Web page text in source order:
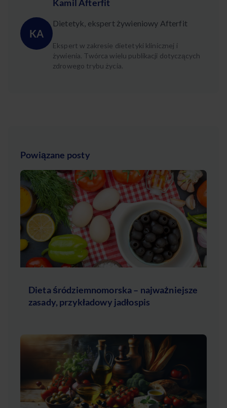
KA
Kamil Afterfit
Dietetyk, ekspert żywieniowy Afterfit
Ekspert w zakresie dietetyki klinicznej i
żywienia. Twórca wielu publikacji dotyczących
zdrowego trybu życia.
Powiązane posty
Dieta śródziemnomorska – najważniejsze
zasady, przykładowy jadłospis